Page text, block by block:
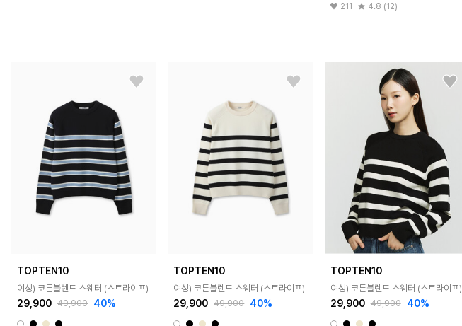
211 4.8 (12)
TOPTEN10
여성) 코튼블렌드 스웨터 (스트라이프)
29,900 49,900 40%
TOPTEN10
여성) 코튼블렌드 스웨터 (스트라이프)
29,900 49,900 40%
TOPTEN10
여성) 코튼블렌드 스웨터 (스트라이프)
29,900 49,900 40%